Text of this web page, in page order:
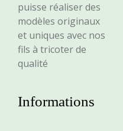
puisse réaliser des
modèles originaux
et uniques avec nos
fils à tricoter de
qualité
Informations